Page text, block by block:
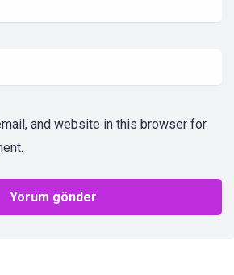
and website in this browser for